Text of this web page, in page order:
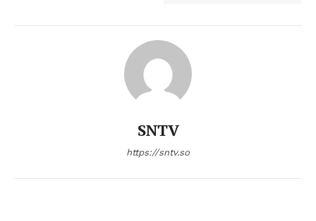
SNTV
https://sntv.so